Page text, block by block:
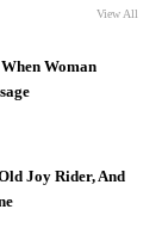
View All
Woman
Joy Rider, And